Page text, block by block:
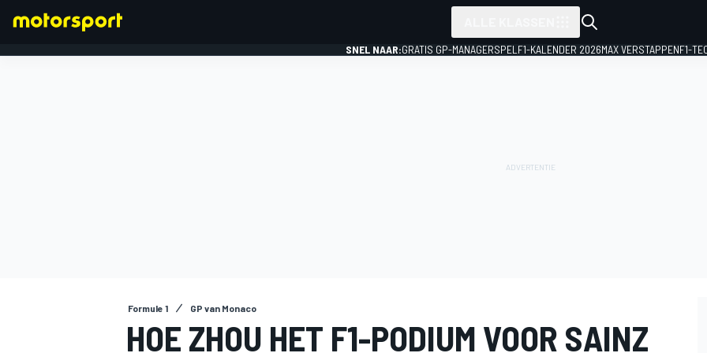
SNEL NAAR:GRATIS GP-MANAGERSPEL F1-KALENDER 2026MAX VERSTAPPENF1-
Formule 1 GP van Monaco
HOE ZHOU HET F1-PODIUM VOOR SAINZ